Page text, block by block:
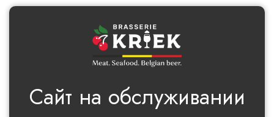
Сайт на обслуживании